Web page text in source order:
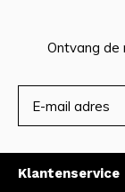
Ontvang de
Klantenservice